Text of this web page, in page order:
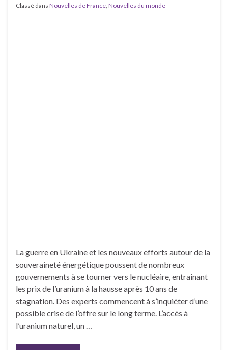
Classé dans Nouvelles de France, Nouvelles du monde
La guerre en Ukraine et les nouveaux efforts autour de la
souveraineté énergétique poussent de nombreux
gouvernements à se tourner vers le nucléaire, entraînant
les prix de l’uranium à la hausse après 10 ans de
stagnation. Des experts commencent à s’inquiéter d’une
possible crise de l’offre sur le long terme. L’accès à
l’uranium naturel, un …